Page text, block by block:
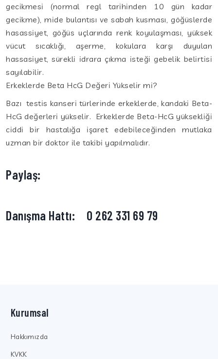
gecikmesi (normal regl tarihinden 10 gün kadar
gecikme), mide bulantısı ve sabah kusması, göğüslerde
hasassiyet, göğüs uçlarında renk koyulaşması, yüksek
vücut sıcaklığı, aşerme, kokulara karşı duyulan
hassasiyet, sürekli idrara çıkma isteği gebelik belirtisi
sayılabilir.
Erkeklerde Beta HcG Değeri Yükselir mi?
Bazı testis kanseri türlerinde erkeklerde, kandaki Beta-
HcG değerleri yükselir. Erkeklerde Beta-HcG yüksekliği
ciddi bir hastalığa işaret edebileceğinden mutlaka
uzman bir doktor ile takibi yapılmalıdır.
Paylaş:
Danışma Hattı: 0 262 331 69 79
Kurumsal
Hakkımızda
KVKK